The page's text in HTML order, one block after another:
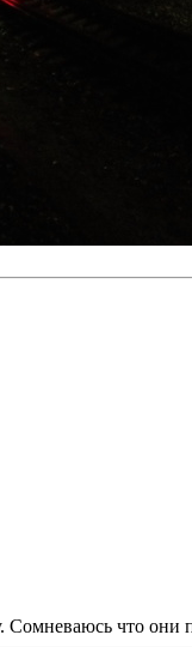
что они